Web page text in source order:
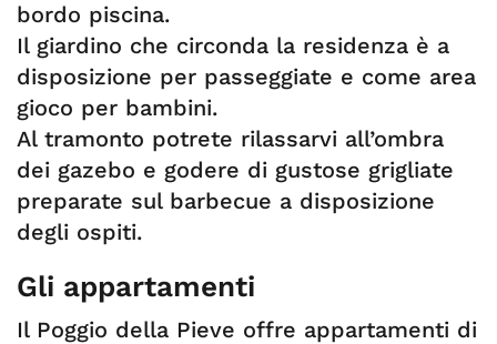
bordo piscina.
Il giardino che circonda la residenza è a
disposizione per passeggiate e come area
gioco per bambini.
Al tramonto potrete rilassarvi all’ombra
dei gazebo e godere di gustose grigliate
preparate sul barbecue a disposizione
degli ospiti.
Gli appartamenti
Il Poggio della Pieve offre appartamenti di